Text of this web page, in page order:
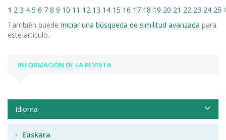
1 2 3 4 5 6 7 8 9 10 11 12 13 14 15 16 17 18 19 20 21 22 23 24 25
También puede Iniciar una búsqueda de similitud avanzada para
este artículo.
INFORMACIÓN DE LA REVISTA
Idioma
Euskara